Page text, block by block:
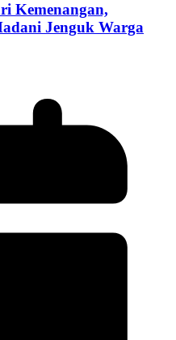
Kemenangan,
Jenguk Warga